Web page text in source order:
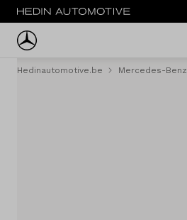
Menu
Hedinautomotive.be Mercedes-Benz